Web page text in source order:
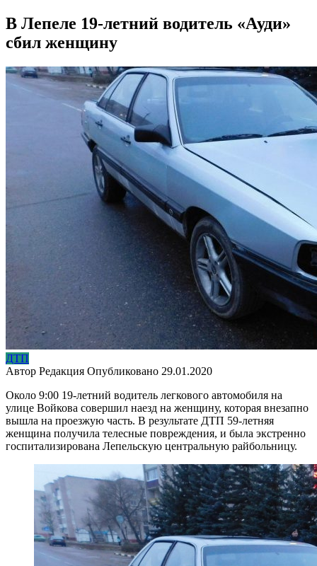
В Лепеле 19-летний водитель «Ауди»
сбил женщину
ДТП
Автор Редакция Опубликовано 29.01.2020
Около 9:00 19-летний водитель легкового автомобиля на
улице Войкова совершил наезд на женщину, которая внезапно
вышла на проезжую часть. В результате ДТП 59-летняя
женщина получила телесные повреждения, и была экстренно
госпитализирована Лепельскую центральную райбольницу.